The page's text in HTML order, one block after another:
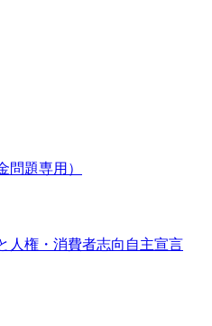
問題専用）
人権・消費者志向自主宣言